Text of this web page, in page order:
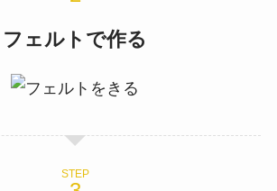
フェルトで作る
STEP